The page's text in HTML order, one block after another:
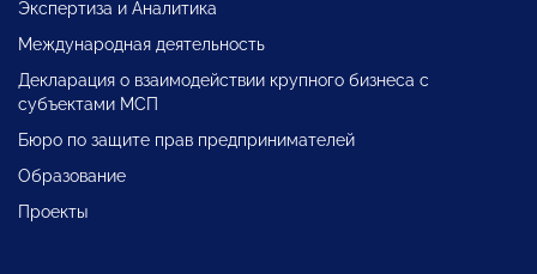
Экспертиза и Аналитика
Международная деятельность
Декларация о взаимодействии крупного бизнеса с
субъектами МСП
Бюро по защите прав предпринимателей
Образование
Проекты